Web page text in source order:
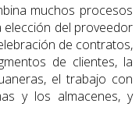
muchos procesos
elección del proveedor
de contratos,
de clientes, la
el trabajo con
y los almacenes, y